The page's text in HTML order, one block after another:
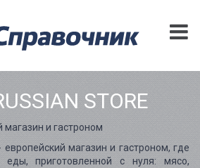
STORE
магазин и гастроном
магазин и гастроном, где
еды, приготовленной с нуля: мясо,